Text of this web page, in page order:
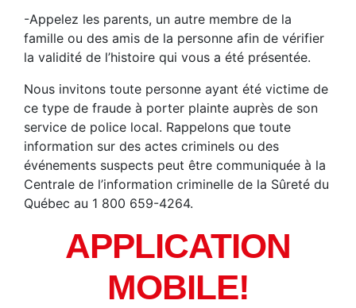
-Appelez les parents, un autre membre de la
famille ou des amis de la personne afin de vérifier
la validité de l’histoire qui vous a été présentée.
Nous invitons toute personne ayant été victime de
ce type de fraude à porter plainte auprès de son
service de police local. Rappelons que toute
information sur des actes criminels ou des
événements suspects peut être communiquée à la
Centrale de l’information criminelle de la Sûreté du
Québec au 1 800 659-4264.
APPLICATION
MOBILE!